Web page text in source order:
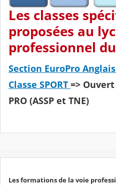
Les classes
proposées au
professionnel
Section EuroPro Anglais
Classe SPORT =>
PRO (ASSP et TNE)
Les formations de la voie